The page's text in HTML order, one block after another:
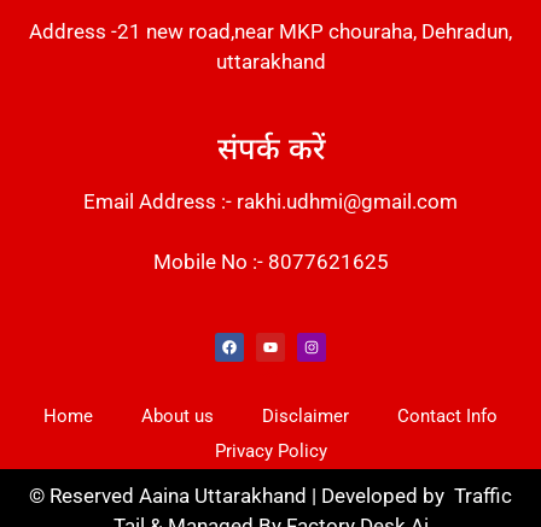
Address -21 new road,near MKP chouraha, Dehradun,
uttarakhand
संपर्क करें
Email Address :- rakhi.udhmi@gmail.com
Mobile No :- 8077621625
Home About us Disclaimer
Contact Info
Privacy Policy
© Reserved Aaina Uttarakhand | Developed by Traffic